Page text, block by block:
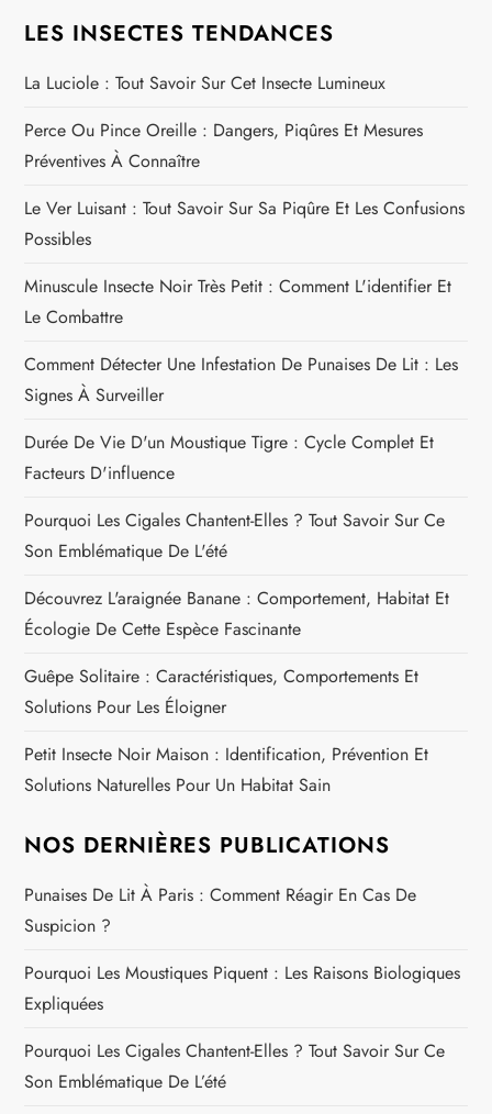
a
t
i
o
n
d
e
l
’
a
r
t
i
c
l
e
LES INSECTES TENDANCES
La Luciole : Tout Savoir Sur Cet Insecte Lumineux
Perce Ou Pince Oreille : Dangers, Piqûres Et Mesures
Préventives À Connaître
Le Ver Luisant : Tout Savoir Sur Sa Piqûre Et Les Confusions
Possibles
Minuscule Insecte Noir Très Petit : Comment L'identifier Et
Le Combattre
Comment Détecter Une Infestation De Punaises De Lit : Les
Signes À Surveiller
Durée De Vie D'un Moustique Tigre : Cycle Complet Et
Facteurs D'influence
Pourquoi Les Cigales Chantent-Elles ? Tout Savoir Sur Ce
Son Emblématique De L'été
Découvrez L'araignée Banane : Comportement, Habitat Et
Écologie De Cette Espèce Fascinante
Guêpe Solitaire : Caractéristiques, Comportements Et
Solutions Pour Les Éloigner
Petit Insecte Noir Maison : Identification, Prévention Et
Solutions Naturelles Pour Un Habitat Sain
NOS DERNIÈRES PUBLICATIONS
Punaises De Lit À Paris : Comment Réagir En Cas De
Suspicion ?
Pourquoi Les Moustiques Piquent : Les Raisons Biologiques
Expliquées
Pourquoi Les Cigales Chantent-Elles ? Tout Savoir Sur Ce
Son Emblématique De L’été